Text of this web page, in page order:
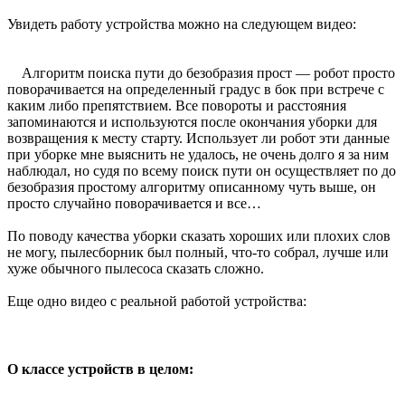
Увидеть работу устройства можно на следующем видео:
Алгоритм поиска пути до безобразия прост — робот просто
поворачивается на определенный градус в бок при встрече с
каким либо препятствием. Все повороты и расстояния
запоминаются и используются после окончания уборки для
возвращения к месту старту. Использует ли робот эти данные
при уборке мне выяснить не удалось, не очень долго я за ним
наблюдал, но судя по всему поиск пути он осуществляет по до
безобразия простому алгоритму описанному чуть выше, он
просто случайно поворачивается и все…
По поводу качества уборки сказать хороших или плохих слов
не могу, пылесборник был полный, что-то собрал, лучше или
хуже обычного пылесоса сказать сложно.
Еще одно видео с реальной работой устройства:
О классе устройств в целом: